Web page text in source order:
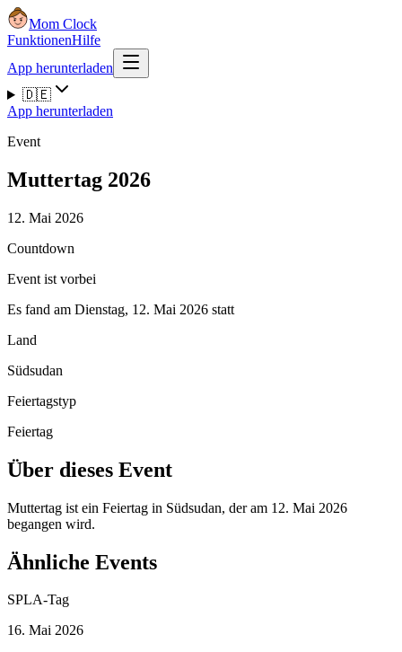
Mom Clock
FunktionenHilfe
App herunterladen
🇩🇪
App herunterladen
Event
Muttertag 2026
12. Mai 2026
Countdown
Event ist vorbei
Es fand am Dienstag, 12. Mai 2026 statt
Land
Südsudan
Feiertagstyp
Feiertag
Über dieses Event
Muttertag ist ein Feiertag in Südsudan, der am 12. Mai 2026
begangen wird.
Ähnliche Events
SPLA-Tag
16. Mai 2026